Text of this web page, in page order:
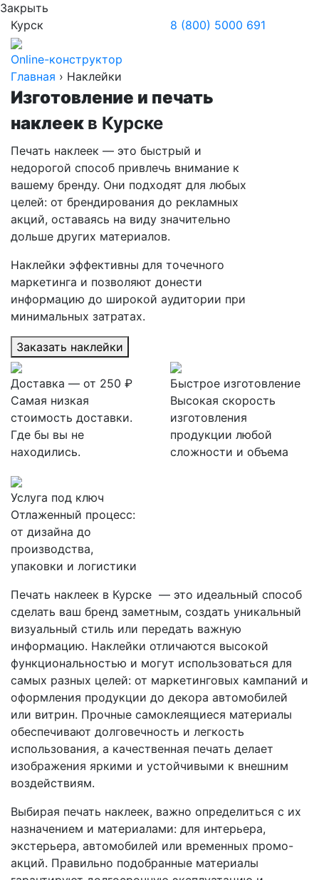
Закрыть
Курск
8 (800) 5000 691
Online-конструктор
Главная › Наклейки
Изготовление и печать
наклеек в Курске
Печать наклеек — это быстрый и
недорогой способ привлечь внимание к
вашему бренду. Они подходят для любых
целей: от брендирования до рекламных
акций, оставаясь на виду значительно
дольше других материалов.
Наклейки эффективны для точечного
маркетинга и позволяют донести
информацию до широкой аудитории при
минимальных затратах.
Заказать наклейки
Доставка — от 250 ₽
Самая низкая
стоимость доставки.
Где бы вы не
находились.
Быстрое изготовление
Высокая скорость
изготовления
продукции любой
сложности и объема
Услуга под ключ
Отлаженный процесс:
от дизайна до
производства,
упаковки и логистики
Печать наклеек в Курске — это идеальный способ
сделать ваш бренд заметным, создать уникальный
визуальный стиль или передать важную
информацию. Наклейки отличаются высокой
функциональностью и могут использоваться для
самых разных целей: от маркетинговых кампаний и
оформления продукции до декора автомобилей
или витрин. Прочные самоклеящиеся материалы
обеспечивают долговечность и легкость
использования, а качественная печать делает
изображения яркими и устойчивыми к внешним
воздействиям.
Выбирая печать наклеек, важно определиться с их
назначением и материалами: для интерьера,
экстерьера, автомобилей или временных промо-
акций. Правильно подобранные материалы